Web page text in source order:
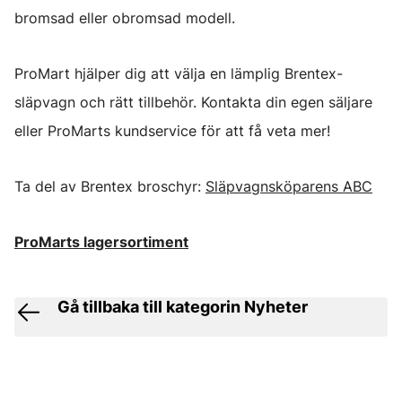
bromsad eller obromsad modell.
ProMart hjälper dig att välja en lämplig Brentex-
släpvagn och rätt tillbehör. Kontakta din egen säljare
eller ProMarts kundservice för att få veta mer!
Ta del av Brentex broschyr: Släpvagnsköparens ABC
ProMarts lagersortiment
Gå tillbaka till kategorin Nyheter